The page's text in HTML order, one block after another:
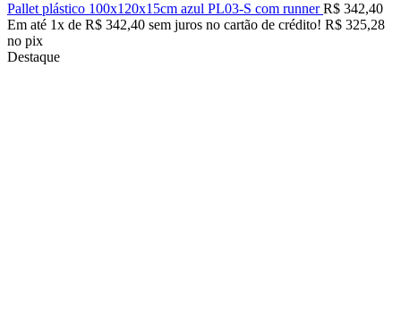
Pallet plástico 100x120x15cm azul PL03-S com runnerR$ 342,40
Em até 1x de R$ 342,40 sem juros no cartão de crédito! R$ 325,28
no pix
Destaque